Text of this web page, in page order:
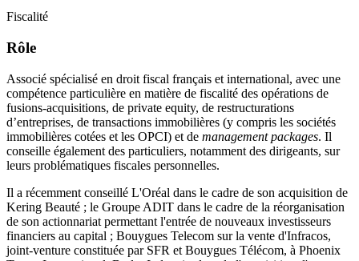
Fiscalité
Rôle
Associé spécialisé en droit fiscal français et international, avec une
compétence particulière en matière de fiscalité des opérations de
fusions-acquisitions, de private equity, de restructurations
d’entreprises, de transactions immobilières (y compris les sociétés
immobilières cotées et les OPCI) et de management packages. Il
conseille également des particuliers, notamment des dirigeants, sur
leurs problématiques fiscales personnelles.
Il a récemment conseillé L'Oréal dans le cadre de son acquisition de
Kering Beauté ; le Groupe ADIT dans le cadre de la réorganisation
de son actionnariat permettant l'entrée de nouveaux investisseurs
financiers au capital ; Bouygues Telecom sur la vente d'Infracos,
joint-venture constituée par SFR et Bouygues Télécom, à Phoenix